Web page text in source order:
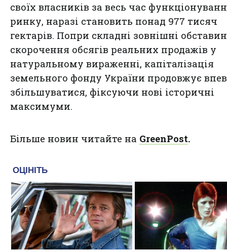
своїх власників за весь час
ринку, наразі становить понад 977 тисяч
гектарів. Попри складні зовнішні
скорочення обсягів реальних продажів у
натуральному вираженні, капіталізація
земельного фонду України продовжує
збільшуватися, фіксуючи нові історичні
максимуми.
Більше новин читайте на GreenPost.